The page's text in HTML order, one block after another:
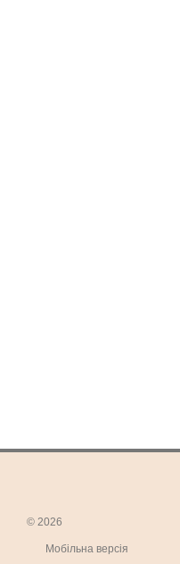
© 2026
Мобільна версія